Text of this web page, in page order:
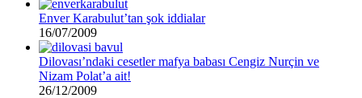
Enver Karabulut’tan şok iddialar
16/07/2009
Dilovası’ndaki cesetler mafya babası Cengiz Nurçin ve
Nizam Polat’a ait!
26/12/2009